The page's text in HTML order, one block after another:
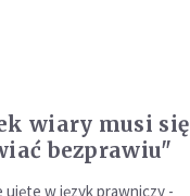
wiary musi się
bezprawiu"
ujęte w język prawniczy -